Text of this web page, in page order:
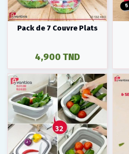
Pack de 7 Couvre Plats
4,900 TND